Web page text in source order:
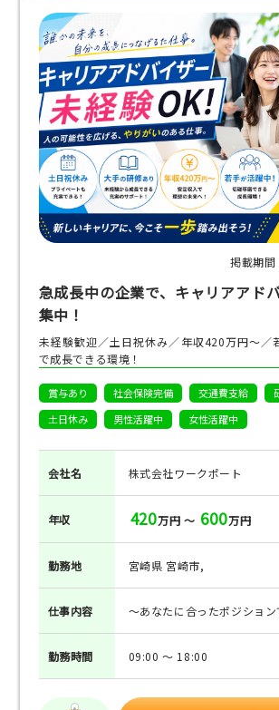
掲載期
急成長中の企業で、キャリアアド
集中！
未経験歓迎／土日祝休み／年収420万円～／
で成長できる環境！
賞与あり 社会保険完備 交通費支給
土日休み
男性活躍中 女性活躍中
会社名 株式会社ワークポート
年収 420万円 ～ 600万円
勤務地 宮崎県 宮崎市,
仕事内容 ～あなたに合ったポジショ
勤務時間 09:00 ～ 18:00